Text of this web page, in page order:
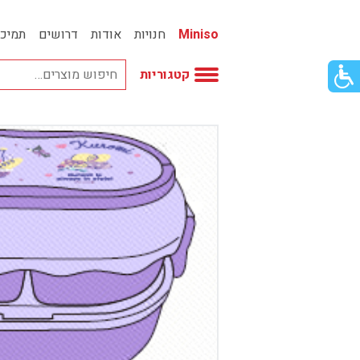
כפתור
לפתיחת
Miniso חנויות אודות דרושים
קטגוריות
אביזרי אופנה
אחסון
אמבטיה
באק טו סקול
בובות
בישום ונרות
בעלי חיים
בקבוקים